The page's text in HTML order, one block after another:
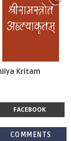
Kritam
FACEBOOK
COMMENTS